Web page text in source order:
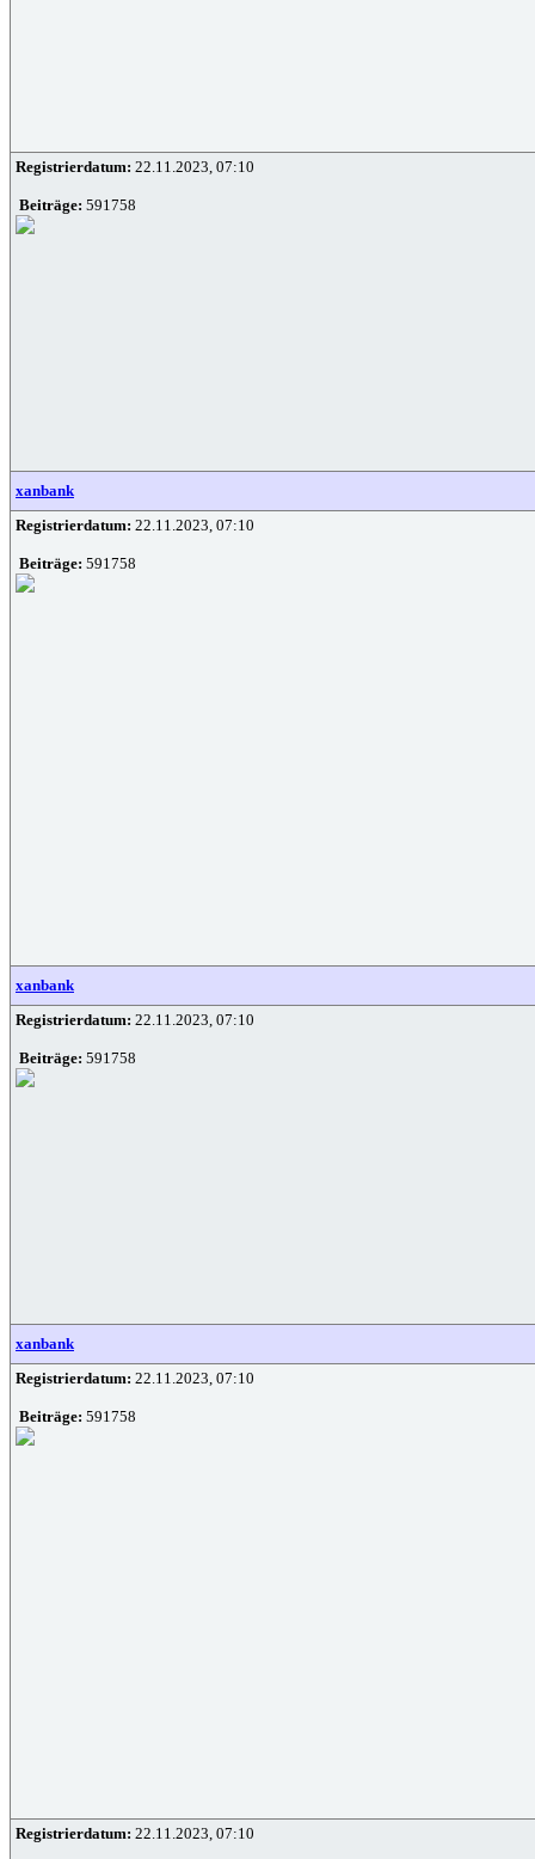
Registrierdatum: 22.11.2023, 07:10
Beiträge: 591758
xanbank
Registrierdatum: 22.11.2023, 07:10
Beiträge: 591758
xanbank
Registrierdatum: 22.11.2023, 07:10
Beiträge: 591758
xanbank
Registrierdatum: 22.11.2023, 07:10
Beiträge: 591758
Registrierdatum: 22.11.2023, 07:10